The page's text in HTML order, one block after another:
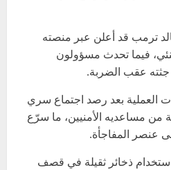
ترمب قد أعلن عبر منصته
فيما تحدث مسؤولون
جثته عقب الضربة.
العملية بعد رصد اجتماع سري
من مساعديه الأمنيين، ما سرّع
عنصر المفاجأة.
ذخائر ثقيلة في قصف